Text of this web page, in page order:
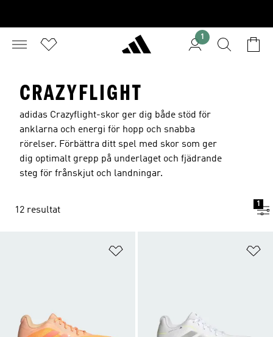
1
CRAZYFLIGHT
adidas Crazyflight-skor ger dig både stöd för
anklarna och energi för hopp och snabba
rörelser. Förbättra ditt spel med skor som ger
dig optimalt grepp på underlaget och fjädrande
steg för frånskjut och landningar.
12 resultat
1